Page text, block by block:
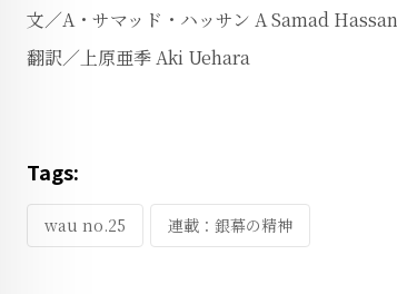
文／A・サマッド・ハッサン A Samad Hassan
翻訳／上原亜季 Aki Uehara
Tags:
wau no.25 連載：銀幕の精神